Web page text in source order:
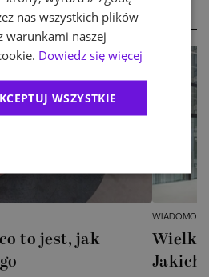
to jest, jak
Jakich
nas wszystkich plików
warunkami naszej
Dowiedz się więcej
WSZYSTKIE